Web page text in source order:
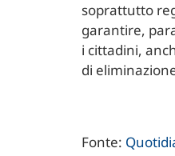
soprattutto
garantire,
i cittadini,
di
Fonte: